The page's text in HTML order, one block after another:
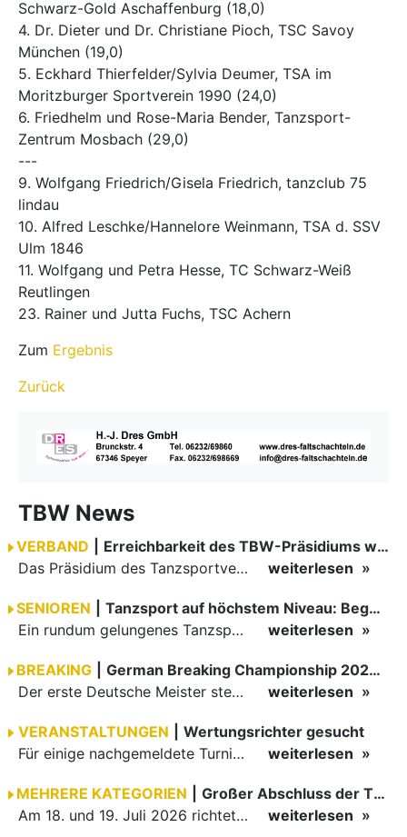
Schwarz-Gold Aschaffenburg (18,0)
4. Dr. Dieter und Dr. Christiane Pioch, TSC Savoy
München (19,0)
5. Eckhard Thierfelder/Sylvia Deumer, TSA im
Moritzburger Sportverein 1990 (24,0)
6. Friedhelm und Rose-Maria Bender, Tanzsport-
Zentrum Mosbach (29,0)
---
9. Wolfgang Friedrich/Gisela Friedrich, tanzclub 75
lindau
10. Alfred Leschke/Hannelore Weinmann, TSA d. SSV
Ulm 1846
11. Wolfgang und Petra Hesse, TC Schwarz-Weiß
Reutlingen
23. Rainer und Jutta Fuchs, TSC Achern
Zum Ergebnis
Zurück
TBW News
VERBAND
Erreichbarkeit des TBW-Präsidiums während der GOC 2026
Das Präsidium des Tanzsportverbandes Baden-Württemberg (TBW) ist in der Zeit vom 09.08.2026 bis einschließlich 16.08.2026 nicht erreichbar. Da alle Präsidiumsmitglieder vor Ort bei den German Open…
weiterlesen
SENIOREN
Tanzsport auf höchstem Niveau: Begeisterung bei den Turnieren in…
Ein rundum gelungenes Tanzsport-Wochenende liegt hinter den Paaren und Organisatoren in Enzklösterle. Am 1. und 2. August 2026 verwandelte sich die Festhalle wieder in einen lebendigen Mittelpunkt des…
weiterlesen
BREAKING
German Breaking Championship 2026 in Hannover
Der erste Deutsche Meister steht fest B-Boy Roman siegt bei den Juniors
weiterlesen
VERANSTALTUNGEN
Wertungsrichter gesucht
Für einige nachgemeldete Turniere im 2 Halbjahr sucht der ZWE noch Wertungsrichter.
weiterlesen
MEHRERE KATEGORIEN
Großer Abschluss der TBW-Trophy in Weinheim
Am 18. und 19. Juli 2026 richtete die Tanzsportabteilung (TSA) der TSG 1862 Weinheim das Abschlussturnier der diesjährigen TBW-Trophy-Serie aus. Zum traditionellen Saisonfinale kamen rund 400 Starts über…
weiterlesen